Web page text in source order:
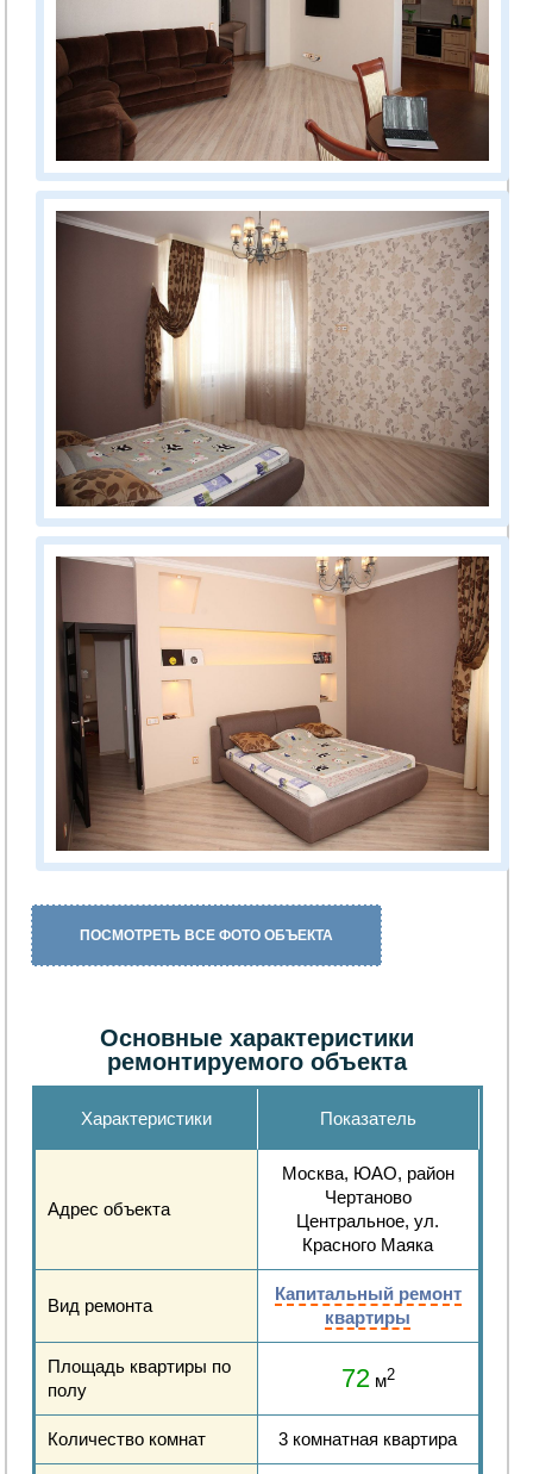
ПОСМОТРЕТЬ ВСЕ ФОТО ОБЪЕКТА
Основные характеристики
ремонтируемого объекта
Характеристики Показатель
Адрес объекта
Москва, ЮАО, район
Чертаново
Центральное, ул.
Красного Маяка
Вид ремонта
Капитальный ремонт
квартиры
Площадь квартиры по
полу
72 м2
Количество комнат 3 комнатная квартира